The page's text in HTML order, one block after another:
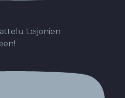
Leijonien